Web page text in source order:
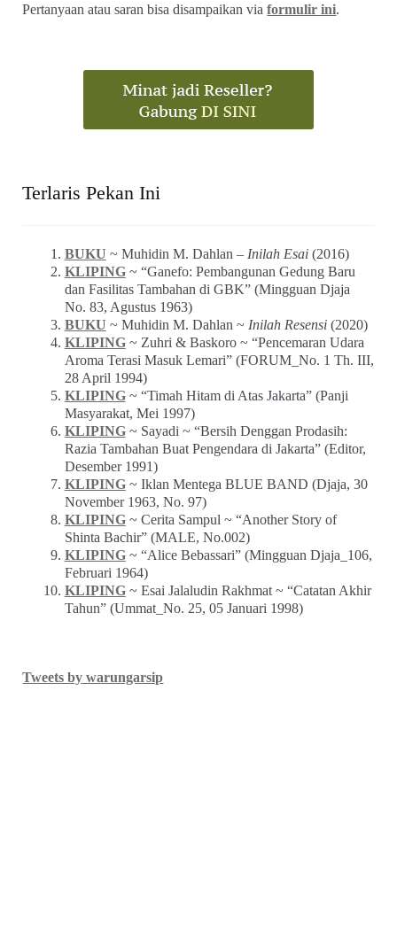
Pertanyaan atau saran bisa disampaikan viaformulir ini.
Terlaris Pekan Ini
BUKU ~ Muhidin M. Dahlan – Inilah Esai(2016)
KLIPING~ “Ganefo: Pembangunan Gedung Baru
dan Fasilitas Tambahan di GBK” (Mingguan Djaja
No. 83, Agustus 1963)
BUKU ~ Muhidin M. Dahlan ~ Inilah Resensi(2020)
KLIPING~ Zuhri & Baskoro ~ “Pencemaran Udara
Aroma Terasi Masuk Lemari” (FORUM_No. 1 Th. III,
28 April 1994)
KLIPING~ “Timah Hitam di Atas Jakarta” (Panji
Masyarakat, Mei 1997)
KLIPING~ Sayadi ~ “Bersih Denggan Prodasih:
Razia Tambahan Buat Pengendara di Jakarta” (Editor,
Desember 1991)
KLIPING~ Iklan Mentega BLUE BAND (Djaja, 30
November 1963, No. 97)
KLIPING~ Cerita Sampul ~ “Another Story of
Shinta Bachir” (MALE, No.002)
KLIPING~ “Alice Bebassari” (Mingguan Djaja_106,
Februari 1964)
KLIPING~ Esai Jalaludin Rakhmat ~ “Catatan Akhir
Tahun” (Ummat_No. 25, 05 Januari 1998)
Tweets by warungarsip